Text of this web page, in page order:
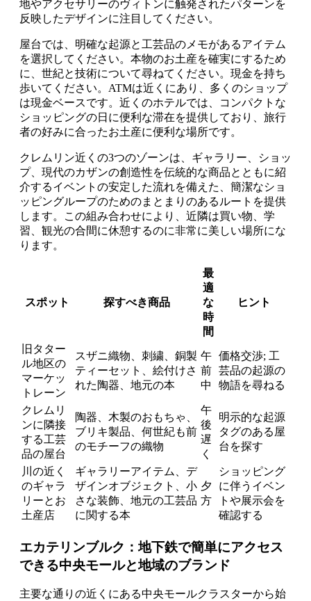
地やアクセサリーのヴィトンに触発されたパターンを
反映したデザインに注目してください。
屋台では、明確な起源と工芸品のメモがあるアイテム
を選択してください。本物のお土産を確実にするため
に、世紀と技術について尋ねてください。現金を持ち
歩いてください。ATMは近くにあり、多くのショップ
は現金ベースです。近くのホテルでは、コンパクトな
ショッピングの日に便利な滞在を提供しており、旅行
者の好みに合ったお土産に便利な場所です。
クレムリン近くの3つのゾーンは、ギャラリー、ショッ
プ、現代のカザンの創造性を伝統的な商品とともに紹
介するイベントの安定した流れを備えた、簡潔なショ
ッピングループのためのまとまりのあるルートを提供
します。この組み合わせにより、近隣は買い物、学
習、観光の合間に休憩するのに非常に美しい場所にな
ります。
スポット 探すべき商品
最
適
な
時
間
ヒント
旧タター
ル地区の
マーケッ
トレーン
スザニ織物、刺繍、銅製
ティーセット、絵付けさ
れた陶器、地元の本
午
前
中
価格交渉; 工
芸品の起源の
物語を尋ねる
クレムリ
ンに隣接
する工芸
品の屋台
陶器、木製のおもちゃ、
ブリキ製品、何世紀も前
のモチーフの織物
午
後
遅
く
明示的な起源
タグのある屋
台を探す
川の近く
のギャラ
リーとお
土産店
ギャラリーアイテム、デ
ザインオブジェクト、小
さな装飾、地元の工芸品
に関する本
夕
方
ショッピング
に伴うイベン
トや展示会を
確認する
エカテリンブルク：地下鉄で簡単にアクセス
できる中央モールと地域のブランド
主要な通りの近くにある中央モールクラスターから始